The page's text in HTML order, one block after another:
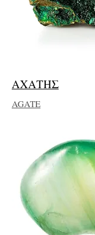
ΑΧΑΤΗΣ
AGATE